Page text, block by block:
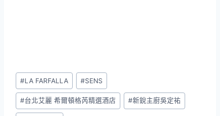
Post
Tags:
#LA FARFALLA #SENS
#台北艾麗 希爾頓格芮精選酒店 #新銳主廚吳定祐